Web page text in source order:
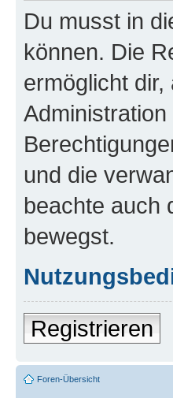
Du musst in
können. Die
ermöglicht
und die
beachte auch
bewegst.
Registrieren
Foren-Übersicht